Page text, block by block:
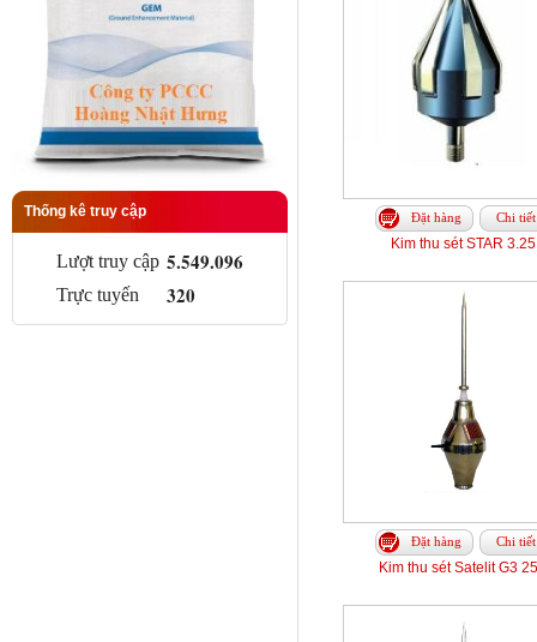
Thống kê truy cập
Lượt truy cập 5.549.096
Trực tuyến 320
Đặt hàng Chi tiết
Kim thu sét STAR 3.25
Đặt hàng Chi tiết
Kim thu sét Satelit G3